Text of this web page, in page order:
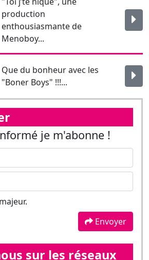
Que du bonheur avec les
"Boner Boys" !!!...
je m'abonne !
sur les réseaux